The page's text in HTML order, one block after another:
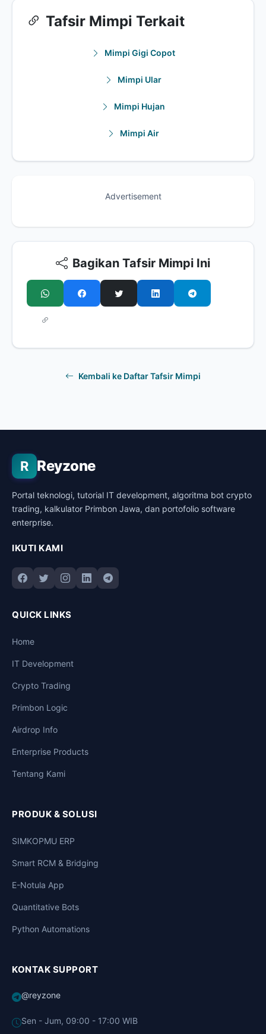
Tafsir Mimpi Terkait
Mimpi Gigi Copot
Mimpi Ular
Mimpi Hujan
Mimpi Air
Advertisement
Bagikan Tafsir Mimpi Ini
Kembali ke Daftar Tafsir Mimpi
R Reyzone
Portal teknologi, tutorial IT development, algoritma bot crypto
trading, kalkulator Primbon Jawa, dan portofolio software
enterprise.
IKUTI KAMI
QUICK LINKS
Home
IT Development
Crypto Trading
Primbon Logic
Airdrop Info
Enterprise Products
Tentang Kami
PRODUK & SOLUSI
SIMKOPMU ERP
Smart RCM & Bridging
E-Notula App
Quantitative Bots
Python Automations
KONTAK SUPPORT
@reyzone
Sen - Jum, 09:00 - 17:00 WIB